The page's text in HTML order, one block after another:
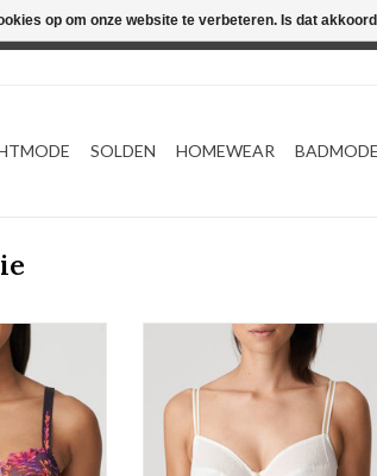
SOLDEN HOMEWEAR BADMODE
beugelbh
TOEVOEGEN AAN WINKELWAGEN
op om onze website te verbeteren. Is dat
Webshop werkt met EU